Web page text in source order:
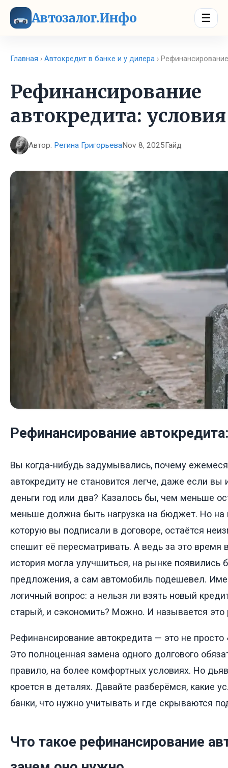
Автозалог.Инфо ☰
Главная › Автокредит в банке и у дилера ›
Рефинансирование
автокредита: условия
Автор: Регина ГригорьеваNov 8, 2025Гайд
Рефинансирование
Вы когда-нибудь задумывались, почему
автокредиту не становится легче, даже если вы
деньги год или два? Казалось бы, чем меньше
меньше должна быть нагрузка на бюджет. Но на
которую вы подписали в договоре, остаётся
спешит её пересматривать. А ведь за это время
история могла улучшиться, на рынке появились
предложения, а сам автомобиль подешевел.
логичный вопрос: а нельзя ли взять новый
старый, и сэкономить? Можно. И называется это
Рефинансирование автокредита — это не просто
Это полноценная замена одного долгового
правило, на более комфортных условиях. Но
кроется в деталях. Давайте разберёмся, какие
банки, что нужно учитывать и где скрываются
Что такое рефинансирование